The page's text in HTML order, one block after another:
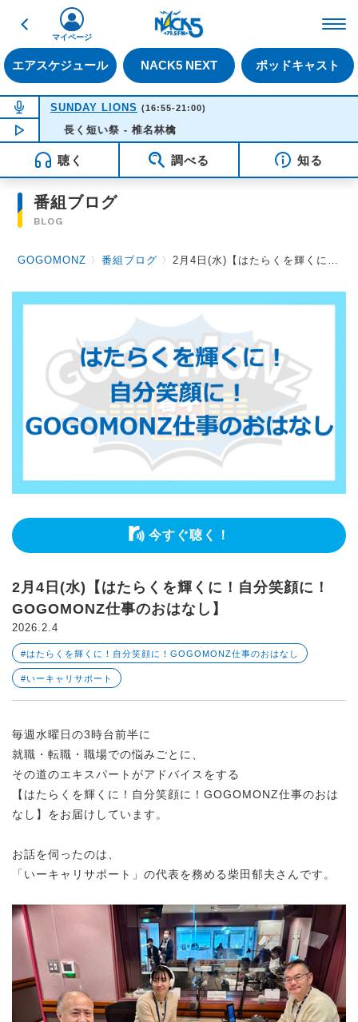
戻る
エアスケジュール NACK5 NEXT ポッドキャスト
マイページ
NOW ON AIR
SUNDAY LIONS (16:55-21:00)
NOW PLAYING 16:35
長く短い祭 - 椎名林檎
聴く 調べる 知る
番組ブログ
BLOG
GOGOMONZ 〉番組ブログ 〉2月4日(水)【はたらくを輝くに！自分笑顔に！GOGOMONZ仕事のおはなし】
今すぐ聴く！
2月4日(水)【はたらくを輝くに！自分笑顔に！
GOGOMONZ仕事のおはなし】
2026.2.4
#はたらくを輝くに！自分笑顔に！GOGOMONZ仕事のおはなし
#いーキャリサポート
毎週水曜日の3時台前半に
就職・転職・職場での悩みごとに、
その道のエキスパートがアドバイスをする
【はたらくを輝くに！自分笑顔に！GOGOMONZ仕事のおは
なし】をお届けしています。
お話を伺ったのは、
「いーキャリサポート」の代表を務める柴田郁夫さんです。